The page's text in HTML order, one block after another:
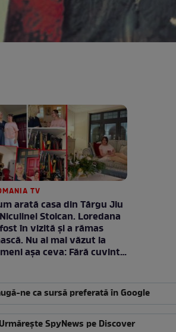
TV
arată casa din Târgu Jiu
Stoican. Loredana
în vizită și a rămas
Nu ai mai văzut la
așa ceva: Fără cuvinte
ne ca sursă preferată în Google
Urmărește SpyNews pe Discover